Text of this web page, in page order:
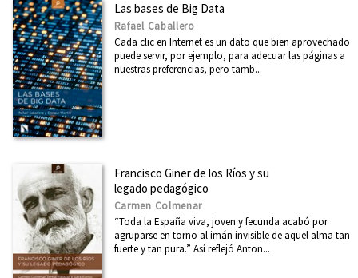
Dirasat - Estudios Árabes
arte + educación
Eleanor Roosevelt
Física y Ciencia para todos
Divulgación Científica
MATERIAS
Administración pública
África
Las bases de Big Data
Rafael Caballero
Cada clic en Internet es un dato que bien aprovechado
puede servir, por ejemplo, para adecuar las páginas a
nuestras preferencias, pero tamb...
Francisco Giner de los Ríos y su
legado pedagógico
Carmen Colmenar
“Toda la España viva, joven y fecunda acabó por
agruparse en torno al imán invisible de aquel alma tan
fuerte y tan pura.” Así reflejó Anton...